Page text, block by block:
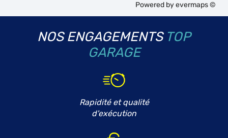
Powered byevermaps ©
NOS ENGAGEMENTS TOP
GARAGE
Rapidité et qualité
d'exécution